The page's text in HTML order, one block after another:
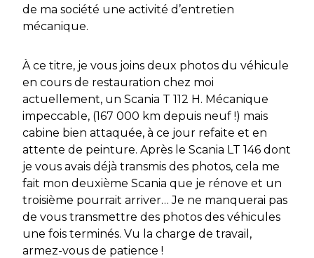
de ma société une activité d’entretien
mécanique.
À ce titre, je vous joins deux photos du véhicule
en cours de restauration chez moi
actuellement, un Scania T 112 H. Mécanique
impeccable, (167 000 km depuis neuf !) mais
cabine bien attaquée, à ce jour refaite et en
attente de peinture. Après le Scania LT 146 dont
je vous avais déjà transmis des photos, cela me
fait mon deuxième Scania que je rénove et un
troisième pourrait arriver… Je ne manquerai pas
de vous transmettre des photos des véhicules
une fois terminés. Vu la charge de travail,
armez-vous de patience !